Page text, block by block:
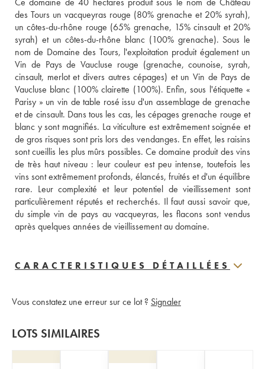
des Tours un vacqueyras rouge (80% grenache et 20% syrah),
un côtes-du-rhône rouge (65% grenache, 15% cinsault et 20%
syrah) et un côtes-du-rhône blanc (100% grenache). Sous le
nom de Domaine des Tours, l'exploitation produit également un
Vin de Pays de Vaucluse rouge (grenache, counoise, syrah,
cinsault, merlot et divers autres cépages) et un Vin de Pays de
Vaucluse blanc (100% clairette (100%). Enfin, sous l'étiquette «
Parisy » un vin de table rosé issu d'un assemblage de grenache
et de cinsault. Dans tous les cas, les cépages grenache rouge et
blanc y sont magnifiés. La viticulture est extrêmement soignée et
de gros risques sont pris lors des vendanges. En effet, les raisins
sont cueillis les plus mûrs possibles. Ce domaine produit des vins
de très haut niveau : leur couleur est peu intense, toutefois les
vins sont extrêmement profonds, élancés, fruités et d'un équilibre
rare. Leur complexité et leur potentiel de vieillissement sont
particulièrement réputés et recherchés. Il faut aussi savoir que,
du simple vin de pays au vacqueyras, les flacons sont vendus
après quelques années de vieillissement au domaine.
CARACTERISTIQUES DÉTAILLÉES
Vous constatez une erreur sur ce lot ? Signaler
LOTS SIMILAIRES